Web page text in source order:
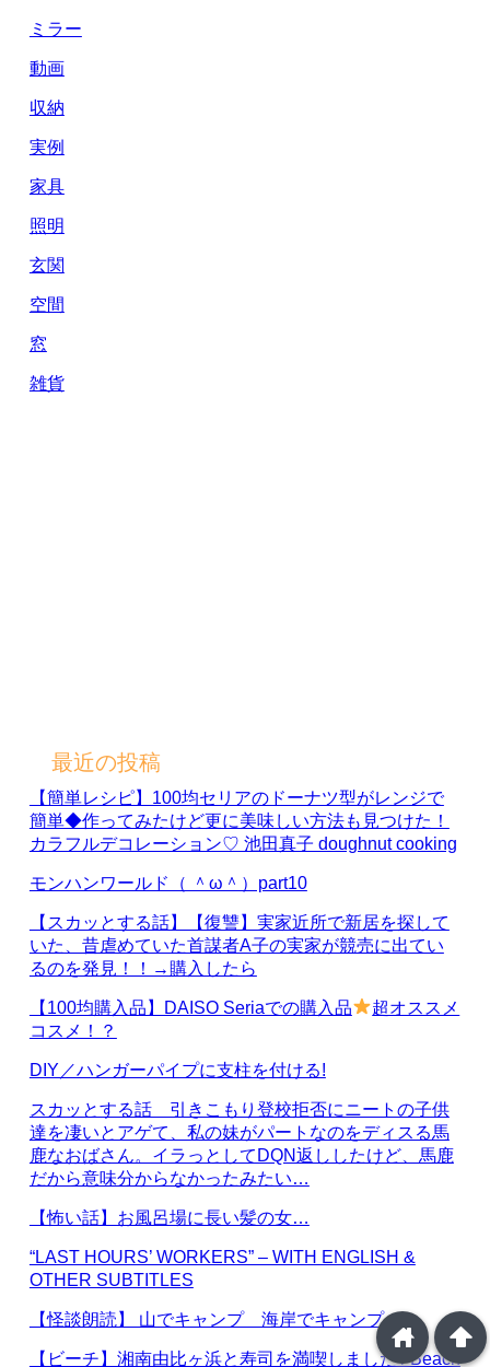
ミラー
動画
収納
実例
家具
照明
玄関
空間
窓
雑貨
最近の投稿
【簡単レシピ】100均セリアのドーナツ型がレンジで
簡単◆作ってみたけど更に美味しい方法も見つけた！
カラフルデコレーション♡ 池田真子 doughnut cooking
モンハンワールド（ ＾ω＾）part10
【スカッとする話】【復讐】実家近所で新居を探して
いた、昔虐めていた首謀者A子の実家が競売に出てい
るのを発見！！→購入したら
【100均購入品】DAISO Seriaでの購入品
超オススメ
コスメ！？
DIY／ハンガーパイプに支柱を付ける!
スカッとする話 引きこもり登校拒否にニートの子供
達を凄いとアゲて、私の妹がパートなのをディスる馬
鹿なおばさん。イラっとしてDQN返ししたけど、馬鹿
だから意味分からなかったみたい…
【怖い話】お風呂場に長い髪の女…
“LAST HOURS’ WORKERS” – WITH ENGLISH &
OTHER SUBTITLES
【怪談朗読】 山でキャンプ 海岸でキャンプ
【ビーチ】湘南由比ヶ浜と寿司を満喫しました / Beach
arrowup
home